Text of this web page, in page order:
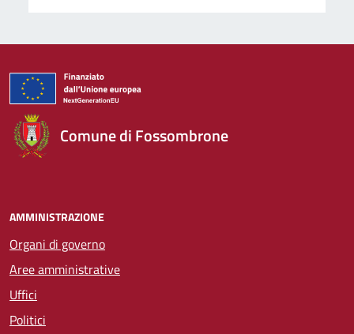
Comune di Fossombrone
AMMINISTRAZIONE
Organi di governo
Aree amministrative
Uffici
Politici